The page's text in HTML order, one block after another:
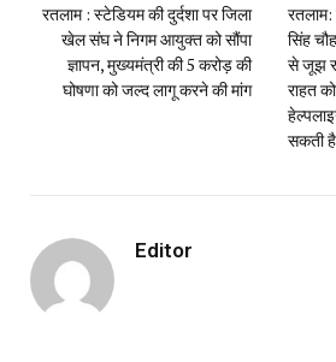
रतलाम : स्टेडियम की दुर्दशा पर जिला
खेल संघ ने निगम आयुक्त को सौंपा
ज्ञापन, मुख्यमंत्री की 5 करोड़ की
घोषणा को जल्द लागू करने की मांग
रतलाम:
सिंह
से जूझ
राहत
सकती
Editor